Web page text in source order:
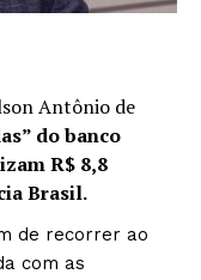
Antônio de
do banco
R$ 8,8
Brasil.
de recorrer ao
com as